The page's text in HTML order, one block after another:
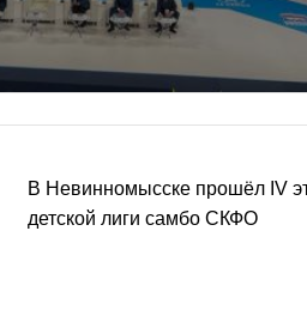
В Невинномысске прошёл IV
детской лиги самбо СКФО